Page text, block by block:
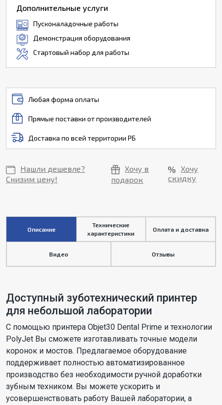
Дополнительные услуги
Пусконаладочные работы
Демонстрация оборудования
Стартовый набор для работы
Любая форма оплаты
Прямые поставки от производителей
Доставка по всей территории РБ
Нашли дешевле?
Снизим цену!
Хочу в
подарок
Хочу
скидку
Описание
Технические
характеристики
Оплата и доставка
Видео Отзывы
Доступный зуботехнический принтер
для небольшой лаборатории
С помощью принтера Objet30 Dental Prime и технологии
PolyJet Вы сможете изготавливать точные модели
коронок и мостов. Предлагаемое оборудование
поддерживает полностью автоматизированное
производство без необходимости ручной доработки
зубным техником. Вы можете ускорить и
усовершенствовать работу Вашей лаборатории, а